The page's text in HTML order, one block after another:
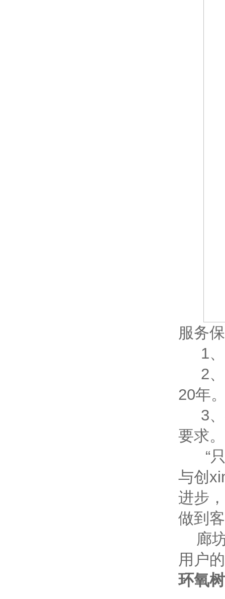
服务
1、
2、
20年
3、
要求。
“只
与创
进步
做到
廊坊
用户
环氧